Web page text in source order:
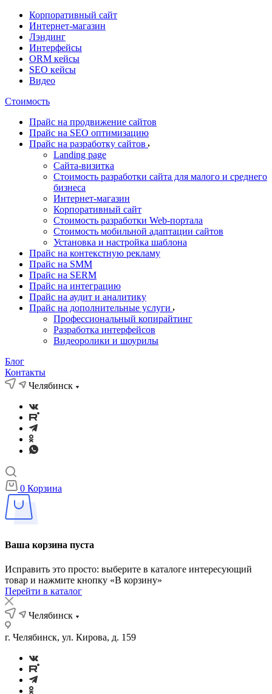
Корпоративный сайт
Интернет-магазин
Лэндинг
Интерфейсы
ORM кейсы
SEO кейсы
Видео
Стоимость
Прайс на продвижение сайтов
Прайс на SEO оптимизацию
Прайс на разработку сайтов
Landing page
Cайта-визитка
Стоимость разработки сайта для малого и среднего
бизнеса
Интернет-магазин
Корпоративный сайт
Стоимость разработки Web-портала
Стоимость мобильной адаптации сайтов
Установка и настройка шаблона
Прайс на контекстную рекламу
Прайс на SMM
Прайс на SERM
Прайс на интеграцию
Прайс на аудит и аналитику
Прайс на дополнительные услуги
Профессиональный копирайтинг
Разработка интерфейсов
Видеоролики и шоурилы
Блог
Контакты
Челябинск
0 Корзина
Ваша корзина пуста
Исправить это просто: выберите в каталоге интересующий
товар и нажмите кнопку «В корзину»
Перейти в каталог
Челябинск
г. Челябинск, ул. Кирова, д. 159